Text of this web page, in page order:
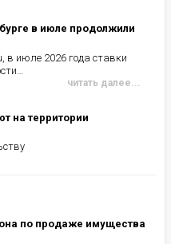
в июле продолжили
в июле 2026 года ставки
читать далее...
на территории
по продаже имущества